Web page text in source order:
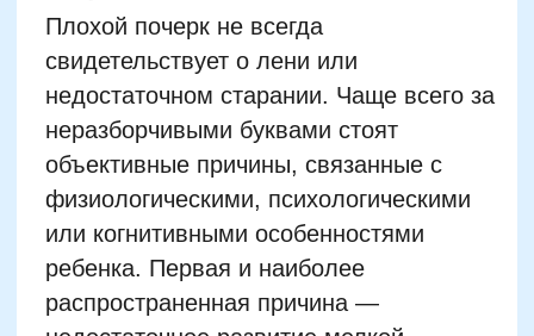
нажим и направление линий.
Вторая важная причина —
невнимательность. Если ребенок
постоянно отвлекается во время
письма, он чаще делает пропуски,
неправильно соединяет буквы, забывает
про пробелы и переносы. Это может
особенностями характера, так и с
начальными проявлениями СДВГ.
информационное перенасыщение: детям